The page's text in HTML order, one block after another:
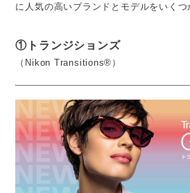
に人気の高いブランドとモデルをいくつ
①トランジションズ
（Nikon Transitions®）